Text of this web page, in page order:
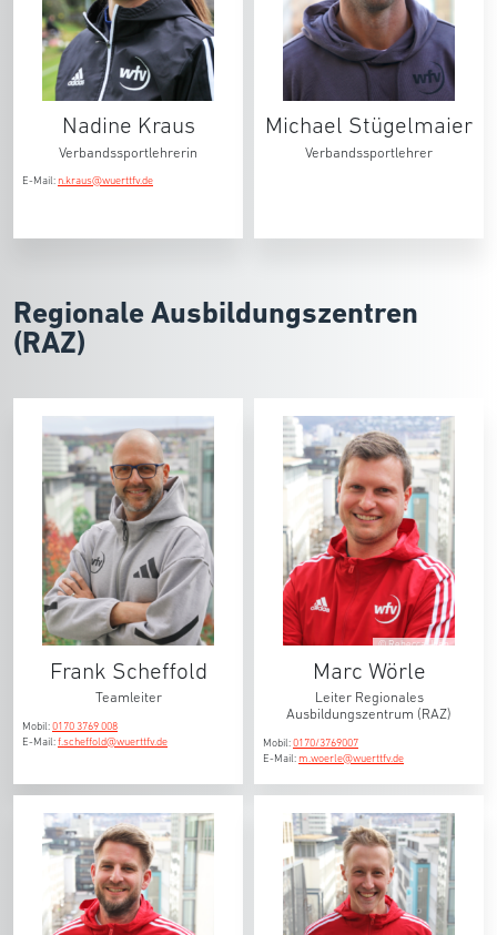
Nadine Kraus
Verbandssportlehrerin
E-Mail: n.kraus@wuerttfv.de
Michael Stügelmaier
Verbandssportlehrer
Regionale Ausbildungszentren
(RAZ)
Frank Scheffold
Teamleiter
Mobil:0170 3769 008
E-Mail:f.scheffold@wuerttfv.de
© Rebecca Jahn
Marc Wörle
Leiter Regionales
Ausbildungszentrum (RAZ)
Mobil:0170/3769007
E-Mail: m.woerle@wuerttfv.de